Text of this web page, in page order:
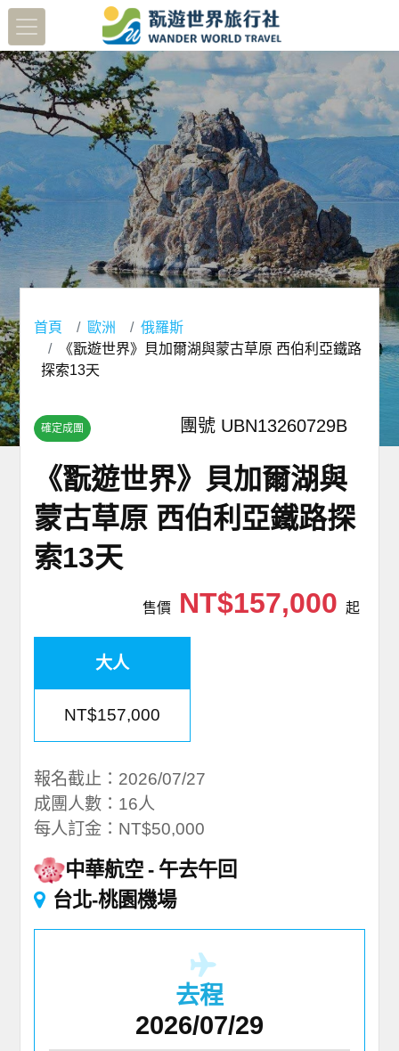
首頁 歐洲
俄羅斯
《翫遊世界》貝加爾湖與蒙古草原 西伯利亞鐵路
探索13天
確定成團 團號 UBN13260729B
《翫遊世界》貝加爾湖與
蒙古草原 西伯利亞鐵路探
索13天
售價NT$157,000 起
大人
NT$157,000
報名截止：2026/07/27
成團人數：16人
每人訂金：NT$50,000
中華航空
午去午回
台北-桃園機場
去程
2026/07/29